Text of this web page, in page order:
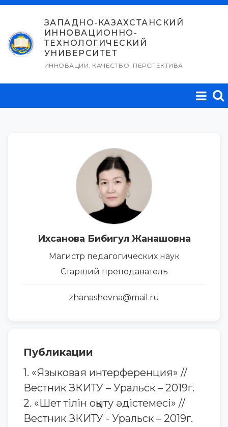
Перейти
содержимому
ЗАПАДНО-КАЗАХСТАНСКИЙ
ИННОВАЦИОННО-
ТЕХНОЛОГИЧЕСКИЙ
УНИВЕРСИТЕТ
ИННОВАЦИИ, КАЧЕСТВО, ПЕРСПЕКТИВА
Ихсанова Бибигул Жанашовна
Магистр педагогических наук
Cтарший преподаватель
zhanashevna@mail.ru
Публикации
1. «Языковая интерференция» //
Вестник ЗКИТУ – Уральск – 2019г.
2. «Шет тілін оқыту әдістемесі» //
Вестник ЗКИТУ - Уральск – 2019г.